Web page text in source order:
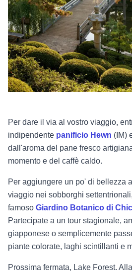
Per dare il via al vostro viaggio,
indipendente panificio Hewn (IM)
dall'aroma del pane fresco
momento e del caffè caldo.
Per aggiungere un po' di bellezza
viaggio nei sobborghi
famoso Giardino Botanico di
Partecipate a un tour stagionale,
giapponese o semplicemente
piante colorate, laghi scintillanti e
Prossima fermata, Lake Forest. Alla